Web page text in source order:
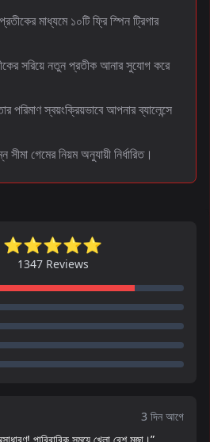
প্রতীকের মাধ্যমে ১০টি ফ্রি স্পিন ট্রিগার
সরিয়ে নতুন প্রতীক আনার সুযোগ করে
পরিমাণ স্বয়ংক্রিয়ভাবে আপনার ব্যালেন্সে
সীমা গেমের নিয়ম অনুযায়ী নির্ধারিত।
⭐⭐⭐⭐⭐
1347 Reviews
3 দিন আগে
পারিবারিক সময়ে খেলা বেশ মজা।”